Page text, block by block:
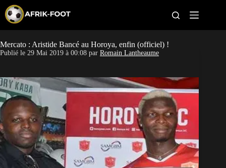
p
t
o
c
n
t
e
n
t
CAN féminine
Pays
Clubs
Classement
Paris sportifs
Mercato : Aristide Bancé au Horoya, enfin (officiel) !
Publié le 29 Mai 2019 à 00:08 par Romain Lantheaume